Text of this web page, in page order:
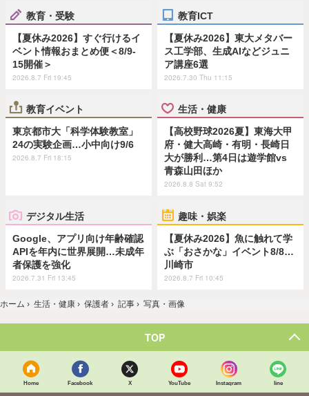
教育・受験
【夏休み2026】すぐ行けるイ
ベント情報おまとめ便＜8/9-
15開催＞
2026.8.7 Fri 19:45
教育ICT
【夏休み2026】東大メタバー
ス工学部、生成AIなどジュニ
ア講座6選
2026.7.30 Thu 11:15
教育イベント
東京都市大「科学体験教室」
24の実験企画…小中向け9/6
2026.8.7 Fri 18:15
生活・健康
【高校野球2026夏】東海大甲
府・健大高崎・有明・長崎日
大が勝利…第4日は遊学館vs
青森山田ほか
2026.8.8 Sat 9:52
デジタル生活
Google、アプリ向け年齢確認
APIを年内に世界展開…未成年
者保護を強化
2026.7.31 Fri 13:45
趣味・娯楽
【夏休み2026】魚に触れて学
ぶ「おさかな」イベント8/8…
川崎市
2026.8.7 Fri 10:45
ホーム › 生活・健康 › 保護者 › 記事 › 写真・画像
TOP
Home Facebook X YouTube Instagram line